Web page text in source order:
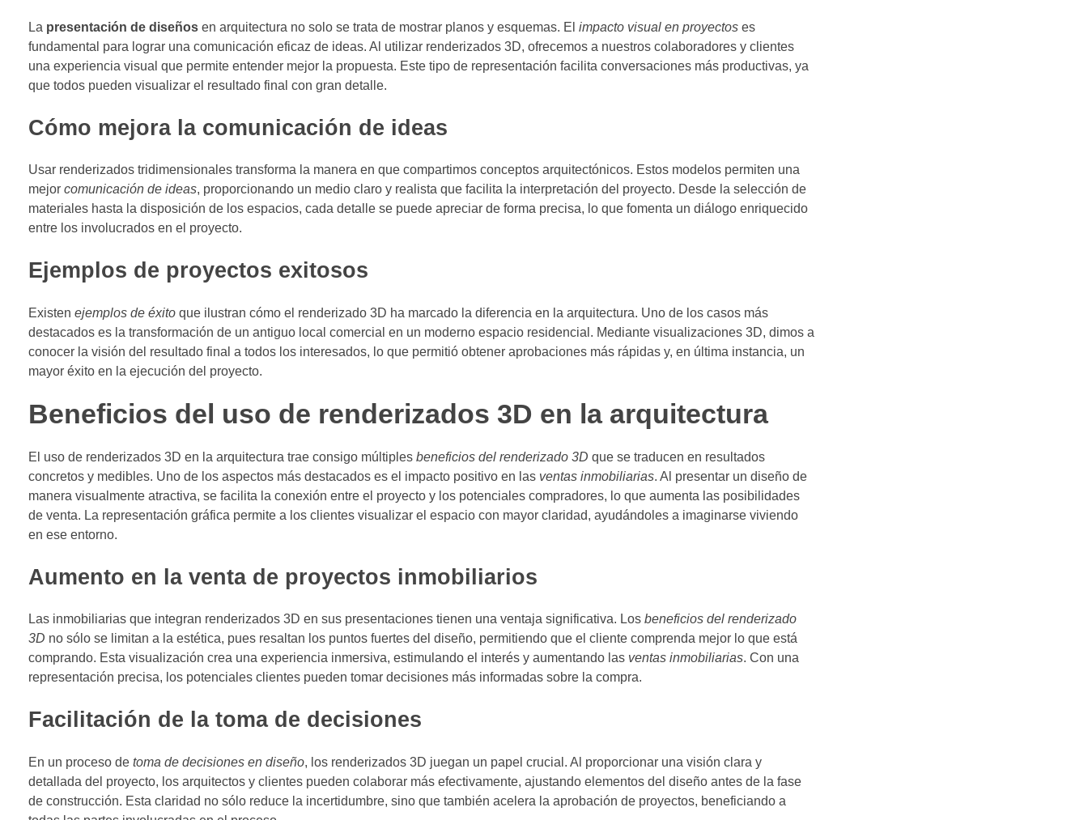
La presentación de diseños en arquitectura no solo se trata de mostrar planos y esquemas. El impacto visual en proyectos es
fundamental para lograr una comunicación eficaz de ideas. Al utilizar renderizados 3D, ofrecemos a nuestros colaboradores y clientes
una experiencia visual que permite entender mejor la propuesta. Este tipo de representación facilita conversaciones más productivas, ya
que todos pueden visualizar el resultado final con gran detalle.
Cómo mejora la comunicación de ideas
Usar renderizados tridimensionales transforma la manera en que compartimos conceptos arquitectónicos. Estos modelos permiten una
mejor comunicación de ideas, proporcionando un medio claro y realista que facilita la interpretación del proyecto. Desde la selección de
materiales hasta la disposición de los espacios, cada detalle se puede apreciar de forma precisa, lo que fomenta un diálogo enriquecido
entre los involucrados en el proyecto.
Ejemplos de proyectos exitosos
Existen ejemplos de éxito que ilustran cómo el renderizado 3D ha marcado la diferencia en la arquitectura. Uno de los casos más
destacados es la transformación de un antiguo local comercial en un moderno espacio residencial. Mediante visualizaciones 3D, dimos a
conocer la visión del resultado final a todos los interesados, lo que permitió obtener aprobaciones más rápidas y, en última instancia, un
mayor éxito en la ejecución del proyecto.
Beneficios del uso de renderizados 3D en la arquitectura
El uso de renderizados 3D en la arquitectura trae consigo múltiples beneficios del renderizado 3D que se traducen en resultados
concretos y medibles. Uno de los aspectos más destacados es el impacto positivo en las ventas inmobiliarias. Al presentar un diseño de
manera visualmente atractiva, se facilita la conexión entre el proyecto y los potenciales compradores, lo que aumenta las posibilidades
de venta. La representación gráfica permite a los clientes visualizar el espacio con mayor claridad, ayudándoles a imaginarse viviendo
en ese entorno.
Aumento en la venta de proyectos inmobiliarios
Las inmobiliarias que integran renderizados 3D en sus presentaciones tienen una ventaja significativa. Los beneficios del renderizado
3D no sólo se limitan a la estética, pues resaltan los puntos fuertes del diseño, permitiendo que el cliente comprenda mejor lo que está
comprando. Esta visualización crea una experiencia inmersiva, estimulando el interés y aumentando las ventas inmobiliarias. Con una
representación precisa, los potenciales clientes pueden tomar decisiones más informadas sobre la compra.
Facilitación de la toma de decisiones
En un proceso de toma de decisiones en diseño, los renderizados 3D juegan un papel crucial. Al proporcionar una visión clara y
detallada del proyecto, los arquitectos y clientes pueden colaborar más efectivamente, ajustando elementos del diseño antes de la fase
de construcción. Esta claridad no sólo reduce la incertidumbre, sino que también acelera la aprobación de proyectos, beneficiando a